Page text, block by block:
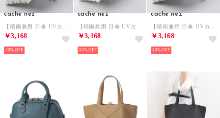
cache nez
￥3,168
40%
cache nez
￥3,168
40%
cache nez
￥3,168
40%